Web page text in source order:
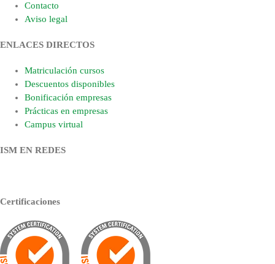
Contacto
Aviso legal
ENLACES DIRECTOS
Matriculación cursos
Descuentos disponibles
Bonificación empresas
Prácticas en empresas
Campus virtual
ISM EN REDES
Certificaciones